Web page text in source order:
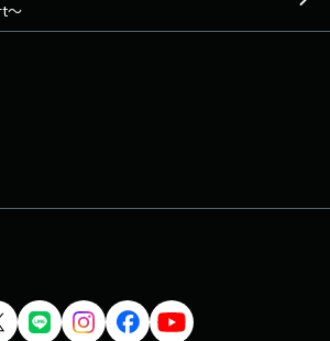
https://www.tfm.co.jp/podcast/heart 番組
heart/message Xハッシュタグは「#チャプ
@ChapterZero_JFN」
～